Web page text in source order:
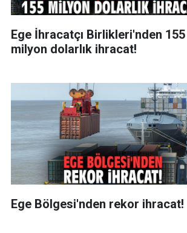
Ege İhracatçı Birlikleri'nden 155
milyon dolarlık ihracat!
Ege Bölgesi'nden rekor ihracat!